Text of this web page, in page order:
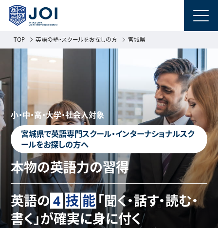
TOP 英語の塾・スクールをお探しの方 宮城県
小・中・高・大学・社会人対象
宮城県で英語専門スクール・インターナショナルスク
ールをお探しの方へ
本物の英語力の習得
英語の 4 技能 「聞く・話す・読む・
書く」が確実に身に付く